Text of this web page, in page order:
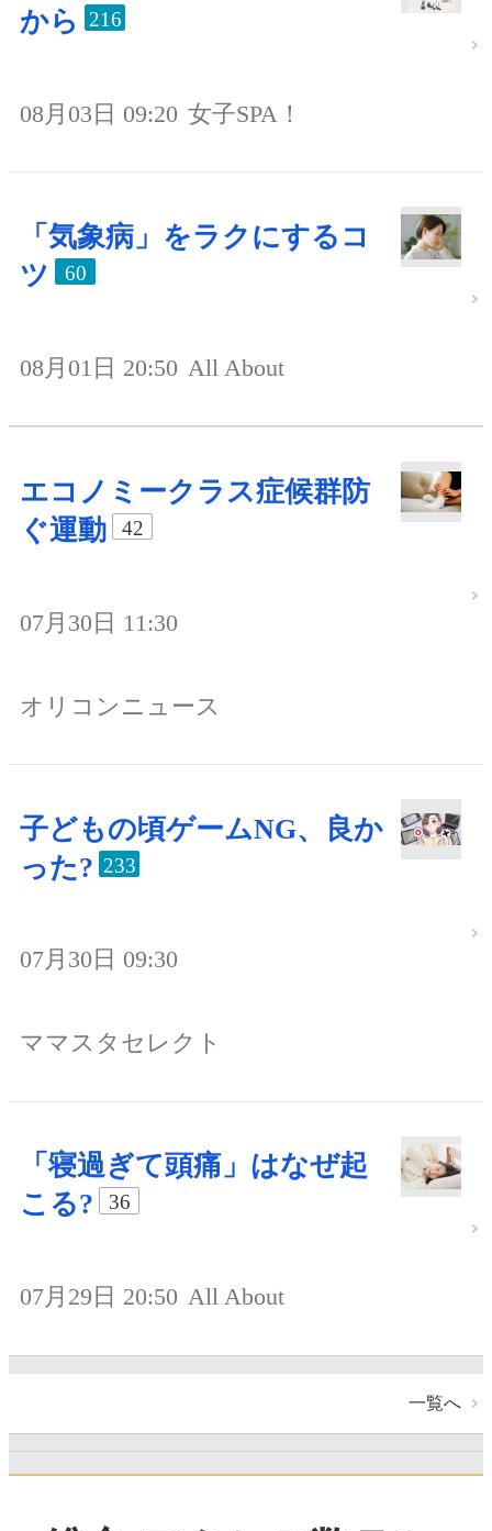
から
216
08月03日 09:20 女子SPA！
「気象病」をラクにするコ
ツ
60
08月01日 20:50 All About
エコノミークラス症候群防
ぐ運動
42
07月30日 11:30
オリコンニュース
子どもの頃ゲームNG、良か
った? 233
07月30日 09:30
ママスタセレクト
「寝過ぎて頭痛」はなぜ起
こる?
36
07月29日 20:50 All About
一覧へ